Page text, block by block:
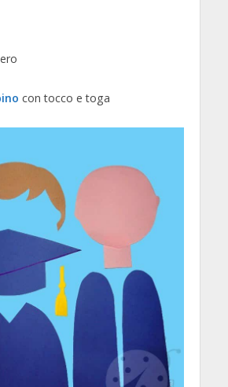
con tocco e toga